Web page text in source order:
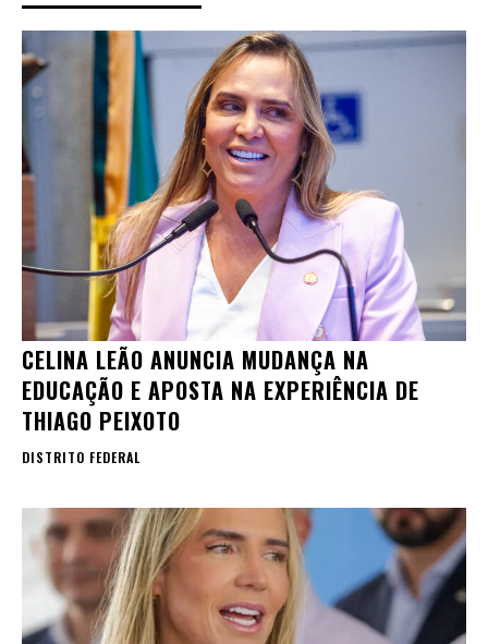
CELINA LEÃO ANUNCIA MUDANÇA NA
EDUCAÇÃO E APOSTA NA EXPERIÊNCIA DE
THIAGO PEIXOTO
DISTRITO FEDERAL